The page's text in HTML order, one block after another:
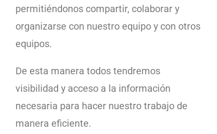
permitiéndonos compartir, colaborar y
organizarse con nuestro equipo y con otros
equipos.
De esta manera todos tendremos
visibilidad y acceso a la información
necesaria para hacer nuestro trabajo de
manera eficiente.